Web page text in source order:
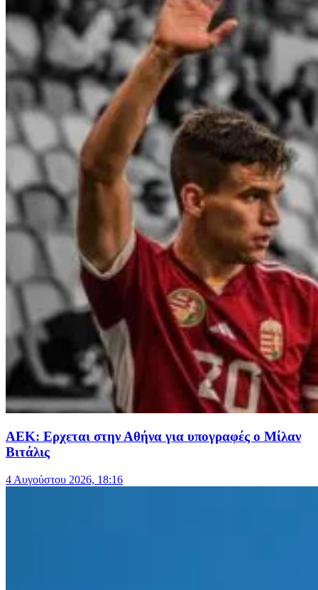
ΑΕΚ: Ερχεται στην Αθήνα για υπογραφές ο Μίλαν
Βιτάλις
4 Αυγούστου 2026, 18:16